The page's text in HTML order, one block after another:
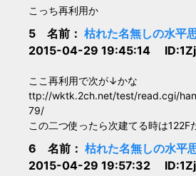
こっち再利用か
5 名前： 枯れた名無しの水平
2015-04-29 19:45:14
ここ再利用で次が↓かな
ttp://wktk.2ch.net/test/read.cgi/
79/
この二つ使ったら次建てる時は122F
6 名前： 枯れた名無しの水平
2015-04-29 19:57:32